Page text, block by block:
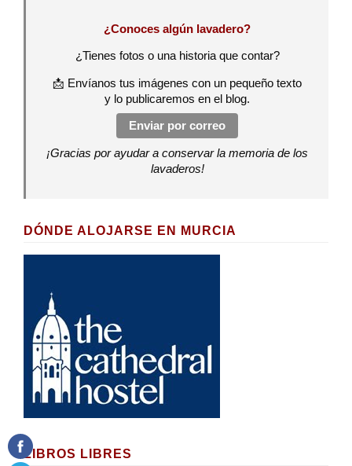
¿Conoces algún lavadero?
¿Tienes fotos o una historia que contar?
📩 Envíanos tus imágenes con un pequeño texto
y lo publicaremos en el blog.
Enviar por correo
¡Gracias por ayudar a conservar la memoria de los
lavaderos!
DÓNDE ALOJARSE EN MURCIA
LIBROS LIBRES